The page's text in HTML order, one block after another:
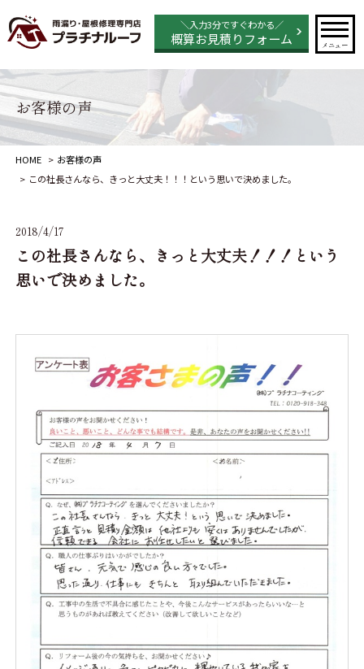
＼入力3分ですぐわかる／
概算お見積りフォーム メニュー
お客様の声
HOME
お客様の声
この社長さんなら、きっと大丈夫！！！という思いで決めました。
2018/4/17
この社長さんなら、きっと大丈夫！！！という
思いで決めました。